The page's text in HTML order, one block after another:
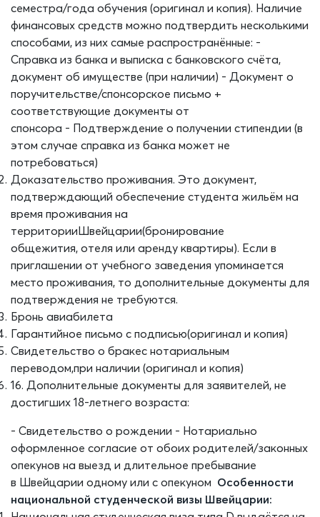
семестра/года обучения (оригинал и копия). Наличие
финансовых средств можно подтвердить несколькими
способами, из них самые распространённые: -
Справка из банка и выписка с банковского счёта,
документ об имуществе (при наличии) - Документ о
поручительстве/спонсорское письмо +
соответствующие документы от
спонсора - Подтверждение о получении стипендии (в
этом случае справка из банка может не
потребоваться)
Доказательство проживания. Это документ,
подтверждающий обеспечение студента жильём на
время проживания на
территорииШвейцарии(бронирование
общежития, отеля или аренду квартиры). Если в
приглашении от учебного заведения упоминается
место проживания, то дополнительные документы для
подтверждения не требуются.
Бронь авиабилета
Гарантийное письмо с подписью(оригинал и копия)
Свидетельство о бракес нотариальным
переводом,при наличии (оригинал и копия)
16. Дополнительные документы для заявителей, не
достигших 18-летнего возраста:
- Свидетельство о рождении - Нотариально
оформленное согласие от обоих родителей/законных
опекунов на выезд и длительное пребывание
в Швейцарии одному или с опекуном Особенности
национальной студенческой визы Швейцарии: